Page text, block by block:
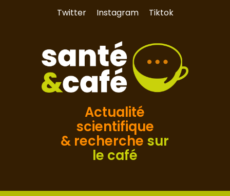
Twitter Instagram Tiktok
Actualité
scientifique
& recherche sur
le café